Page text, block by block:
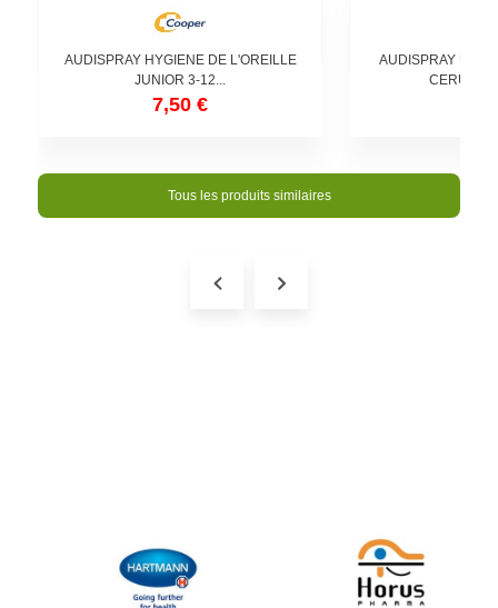
AUDISPRAY HYGIENE DE L'OREILLE
JUNIOR 3-12...
7,50 €
AUDISPRAY
Tous les produits similaires